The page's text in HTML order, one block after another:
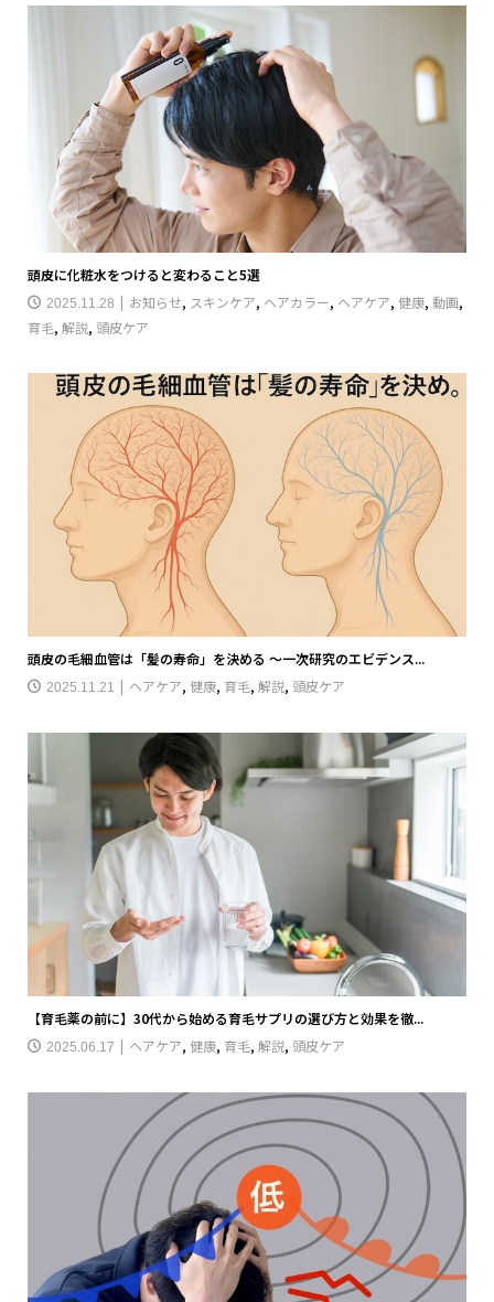
頭皮に化粧水をつけると変わること5選
2025.11.28 お知らせ, スキンケア, ヘアカラー, ヘアケア, 健康, 動画,
育毛, 解説, 頭皮ケア
頭皮の毛細血管は「髪の寿命」を決める 〜一次研究のエビデンス...
2025.11.21 ヘアケア, 健康, 育毛, 解説, 頭皮ケア
【育毛薬の前に】30代から始める育毛サプリの選び方と効果を徹...
2025.06.17 ヘアケア, 健康, 育毛, 解説, 頭皮ケア